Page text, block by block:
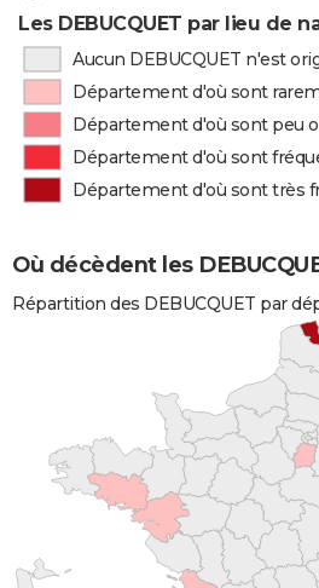
Les DEBUCQUET par lieu de
Aucun DEBUCQUET n'est
Département d'où sont
Département d'où sont peu
Département d'où sont
Département d'où sont très
Où décèdent les
Répartition des DEBUCQUET par